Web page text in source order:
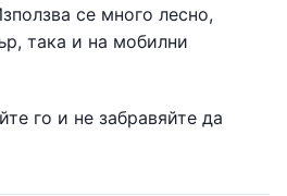
се много лесно,
така и на мобилни
го и не забравяйте да